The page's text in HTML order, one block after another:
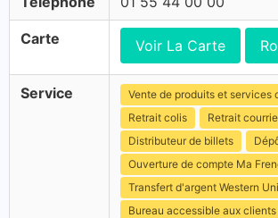
Carte Voir La Carte
Service Vente de produits et services
Retrait colis
Retrait
Distributeur de billets
Ouverture de compte Ma
Transfert d'argent Western
Bureau accessible aux